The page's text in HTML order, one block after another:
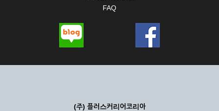
④ 회사는 제 2항 및 제 3항의 사유로 서비스의 제공이 일시적
여 배상하지 않습니다.
제3장 권리 및 의무
공할 수 있도록 최선의 노력을 다하여야 합니다.
FAQ
(주) 플러스커리어코리아